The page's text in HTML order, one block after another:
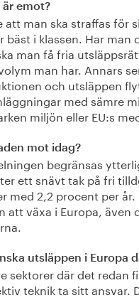
är emot?
att man ska straffas för
bäst i klassen. Har man
man få fria
man har. Annars
och utsläppen
med sämre
miljön eller EU:s
mot idag?
begränsas
ett snävt tak på fri
med 2,2 procent per
att växa i Europa, även
utsläppen i Europa
sektorer där det redan
teknik ta sitt ansvar.